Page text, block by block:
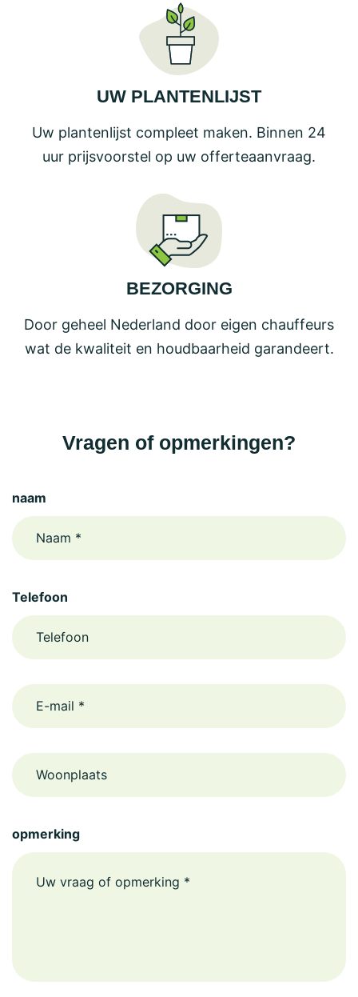
UW PLANTENLIJST
Uw plantenlijst compleet maken. Binnen 24
uur prijsvoorstel op uw offerteaanvraag.
BEZORGING
Door geheel Nederland door eigen chauffeurs
wat de kwaliteit en houdbaarheid garandeert.
Vragen of opmerkingen?
naam
Telefoon
email
Woonplaats
opmerking